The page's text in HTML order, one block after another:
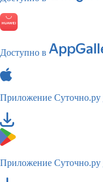
Доступно в
Приложение Суточно.ру
Приложение Суточно.ру